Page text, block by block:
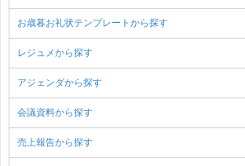
お歳暮お礼状テンプレートから探す
レジュメから探す
アジェンダから探す
会議資料から探す
売上報告から探す